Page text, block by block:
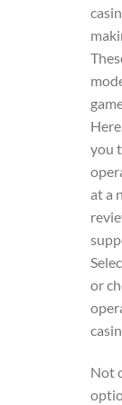
you
at a
or
Not